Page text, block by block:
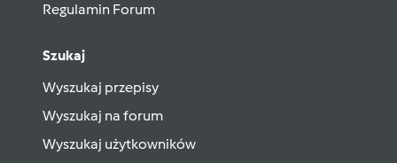
Regulamin Forum
Szukaj
Wyszukaj przepisy
Wyszukaj na forum
Wyszukaj użytkowników